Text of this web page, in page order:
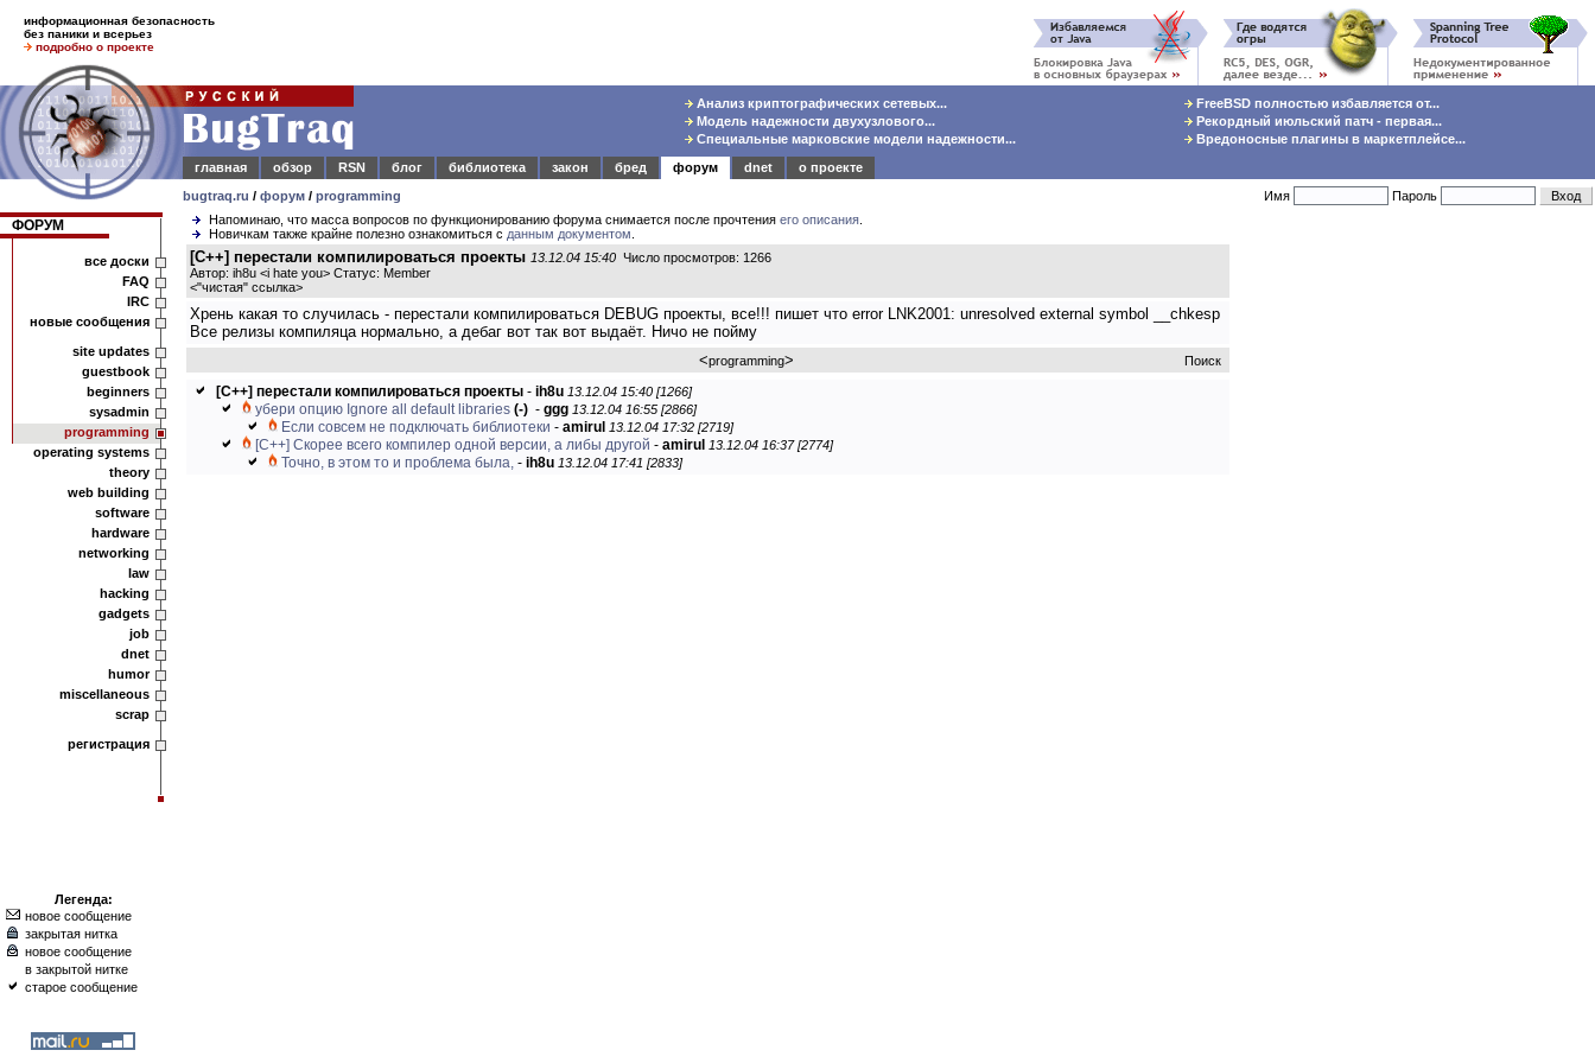
информационная безопасность
без паники и всерьез
подробно о проекте
Анализ криптографических сетевых...
Модель надежности двухузлового...
Специальные марковские модели надежности...
FreeBSD полностью избавляется от...
Рекордный июльский патч - первая...
Вредоносные плагины в маркетплейсе...
главная
обзор RSN блог библиотека закон бред форум dnet
о проекте
bugtraq.ru / форум / programming Имя Пароль
ФОРУМ
все доски
FAQ
IRC
новые сообщения
site updates
guestbook
beginners
sysadmin
programming
operating systems
theory
web building
software
hardware
networking
law
hacking
gadgets
job
dnet
humor
miscellaneous
scrap
регистрация
Легенда:
новое сообщение
закрытая нитка
новое сообщение
в закрытой нитке
старое сообщение
Напоминаю, что масса вопросов по функционированию форума снимается после прочтения его описания
Новичкам также крайне полезно ознакомиться с данным документом
[C++] перестали компилироваться проекты 13.12.04 15:40 Число просмотров: 1266
Автор: ih8u <i hate you> Статус: Member
<"чистая" ссылка>
Хрень какая то случилась - перестали компилироваться DEBUG проекты, все!!! пишет что error LNK2001: unresolved external symbol __chkesp
Все релизы компиляца нормально, а дебаг вот так вот выдаёт. Ничо не пойму
<programming> Поиск
[C++] перестали компилироваться проекты - ih8u 13.12.04 15:40 [1266]
убери опцию Ignore all default libraries (-) - ggg 13.12.04 16:55 [2866]
Если совсем не подключать библиотеки - amirul 13.12.04 17:32 [2719]
[C++] Скорее всего компилер одной версии, а либы другой - amirul 13.12.04 16:37 [2774]
Точно, в этом то и проблема была, - ih8u 13.12.04 17:41 [2833]